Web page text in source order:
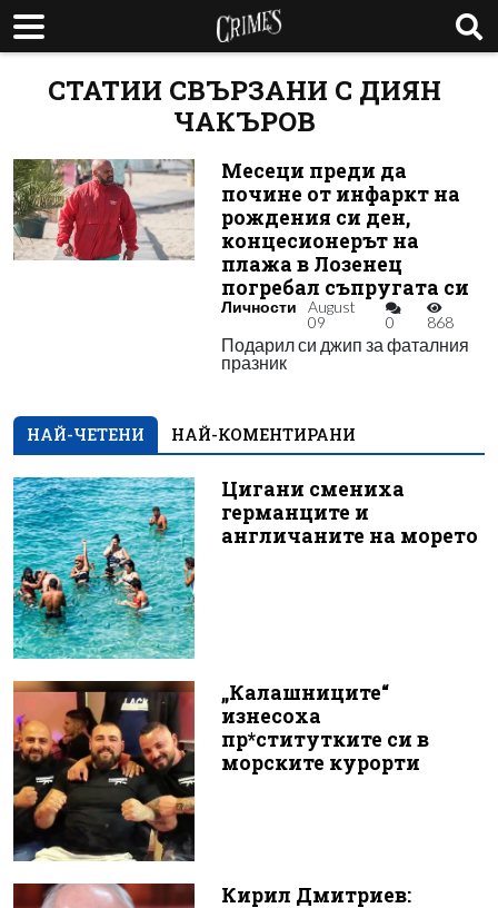
СТАТИИ СВЪРЗАНИ С ДИЯН
ЧАКЪРОВ
Месеци преди да
почине от инфаркт на
рождения си ден,
концесионерът на
плажа в Лозенец
погребал съпругата си
Личности
August
09
0 868
Подарил си джип за фаталния
празник
НАЙ-ЧЕТЕНИ НАЙ-КОМЕНТИРАНИ
Цигани смениха
германците и
англичаните на морето
„Калашниците“
изнесоха
пр*ститутките си в
морските курорти
Кирил Дмитриев: